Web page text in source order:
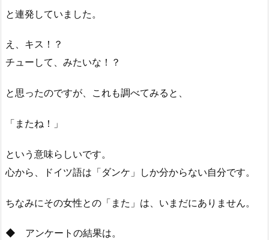
と連発していました。
え、キス！？
チューして、みたいな！？
と思ったのですが、これも調べてみると、
「またね！」
という意味らしいです。
心から、ドイツ語は「ダンケ」しか分からない自分です。
ちなみにその女性との「また」は、いまだにありません。
◆ アンケートの結果は。